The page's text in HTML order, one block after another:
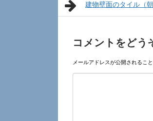
建物壁面のタイル（
コメントをどう
メールアドレスが公開されるこ